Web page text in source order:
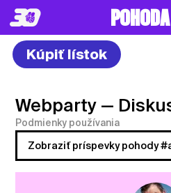
Kúpiť lístok
Webparty —
Podmienky používania
Zobraziť príspevky pohody